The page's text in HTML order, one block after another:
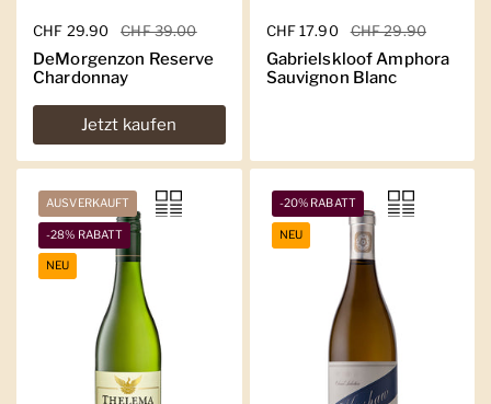
Regulärer Preis
CHF 29.90 Sale-Preis
CHF 39.00
DeMorgenzon Reserve
Chardonnay
Jetzt kaufen
Regulärer Preis
CHF 17.90 Sale-Preis
CHF 29.90
Gabrielskloof Amphora
Sauvignon Blanc
AUSVERKAUFT
-28% RABATT
NEU
-20% RABATT
NEU